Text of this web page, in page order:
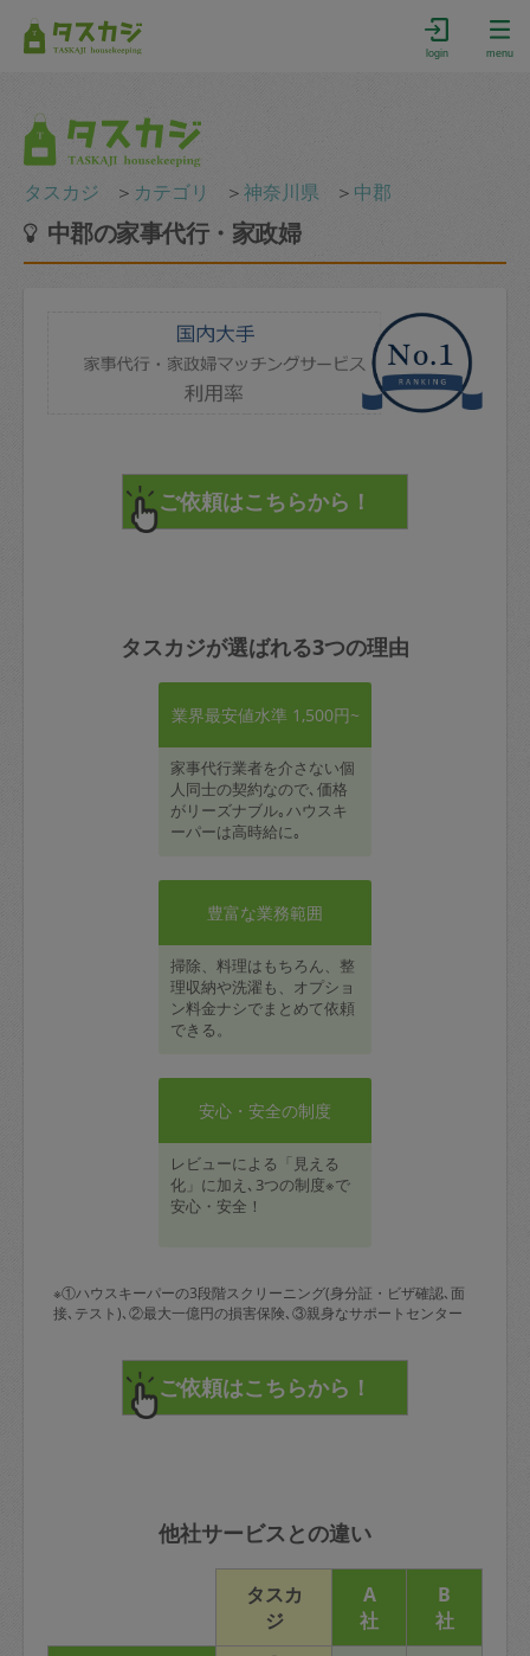
login menu
タスカジ ＞ カテゴリ ＞神奈川県 ＞ 中郡
中郡の家事代行・家政婦
タスカジが選ばれる3つの理由
業界最安値水準 1,500円~
家事代行業者を介さない個
人同士の契約なので､価格
がリーズナブル｡ハウスキ
ーパーは高時給に｡
豊富な業務範囲
掃除、料理はもちろん、整
理収納や洗濯も、オプショ
ン料金ナシでまとめて依頼
できる。
安心・安全の制度
レビューによる「見える
化」に加え､3つの制度※で
安心・安全！
※①ハウスキーパーの3段階スクリーニング(身分証・ビザ確認､面
接､テスト)､②最大一億円の損害保険､③親身なサポートセンター
他社サービスとの違い
タスカ
ジ
A
社
B
社